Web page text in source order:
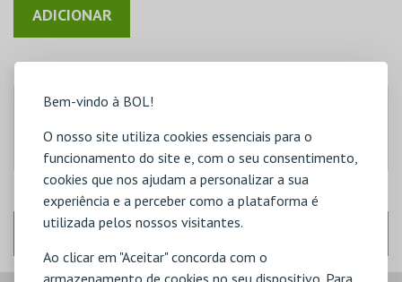
Bem-vindo à BOL!
O nosso site utiliza cookies essenciais para o
funcionamento do site e, com o seu consentimento,
cookies que nos ajudam a personalizar a sua
experiência e a perceber como a plataforma é
utilizada pelos nossos visitantes.
Ao clicar em "Aceitar" concorda com o
armazenamento de cookies no seu dispositivo. Para
OUTRAS OPÇÕES
RENOVAR CARTÃO
ANTERIOR